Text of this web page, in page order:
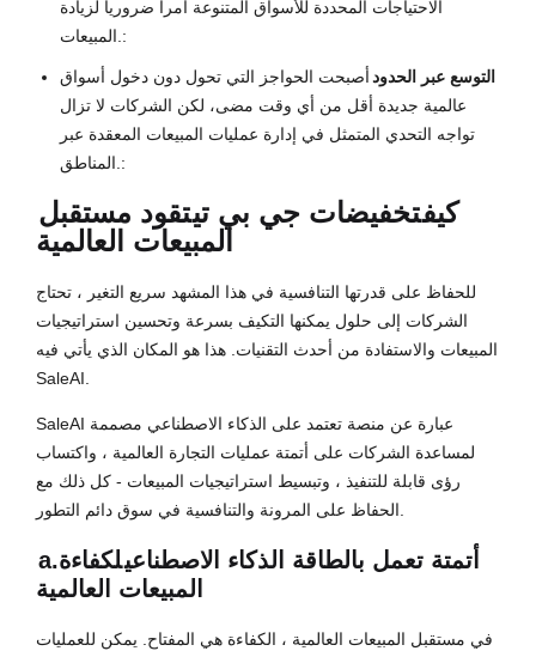
الاحتياجات المحددة للأسواق المتنوعة أمرا ضروريا لزيادة
المبيعات.:
التوسع عبر الحدودأصبحت الحواجز التي تحول دون دخول أسواق
عالمية جديدة أقل من أي وقت مضى، لكن الشركات لا تزال
تواجه التحدي المتمثل في إدارة عمليات المبيعات المعقدة عبر
المناطق.:
كيفتخفيضات جي بي تيتقود مستقبل
المبيعات العالمية
للحفاظ على قدرتها التنافسية في هذا المشهد سريع التغير ، تحتاج
الشركات إلى حلول يمكنها التكيف بسرعة وتحسين استراتيجيات
المبيعات والاستفادة من أحدث التقنيات. هذا هو المكان الذي يأتي فيه
SaleAI.
SaleAI عبارة عن منصة تعتمد على الذكاء الاصطناعي مصممة
لمساعدة الشركات على أتمتة عمليات التجارة العالمية ، واكتساب
رؤى قابلة للتنفيذ ، وتبسيط استراتيجيات المبيعات - كل ذلك مع
الحفاظ على المرونة والتنافسية في سوق دائم التطور.
a. أتمتة تعمل بالطاقة الذكاء الاصطناعيلكفاءة
المبيعات العالمية
في مستقبل المبيعات العالمية ، الكفاءة هي المفتاح. يمكن للعمليات